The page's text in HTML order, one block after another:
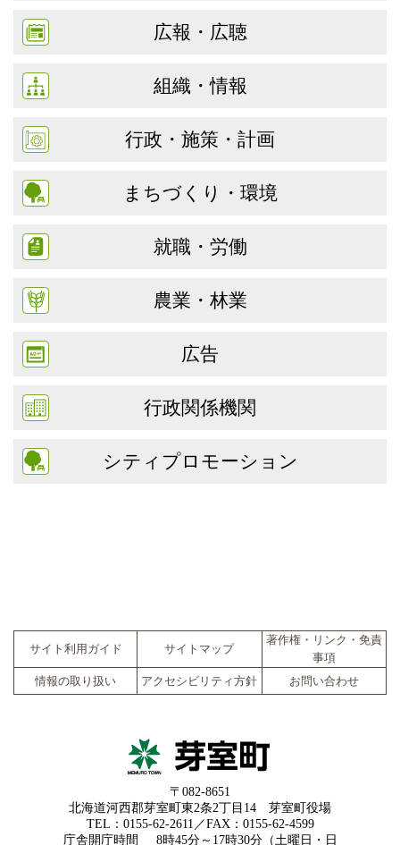
広報・広聴
組織・情報
行政・施策・計画
まちづくり・環境
就職・労働
農業・林業
広告
行政関係機関
シティプロモーション
サイト利用ガイド サイトマップ
著作権・リンク・免責
事項
情報の取り扱い
アクセシビリティ方針 お問い合わせ
〒082-8651
北海道河西郡芽室町東2条2丁目14 芽室町役場
TEL：0155-62-2611／FAX：0155-62-4599
庁舎開庁時間
8時45分～17時30分（土曜日・日